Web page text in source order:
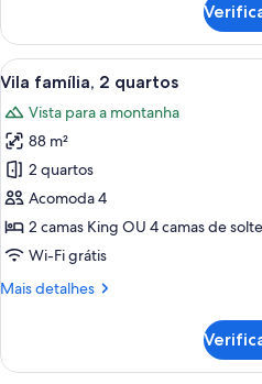
superior
Carrega
todas
as
fotos
de
Vila
família,
2
quartos
20
Vila família, 2 quartos
Vista para a montanha
88 m²
2 quartos
Acomoda 4
2 camas King OU 4 camas de
Wi-Fi grátis
Mais detalhes
Mais
família,